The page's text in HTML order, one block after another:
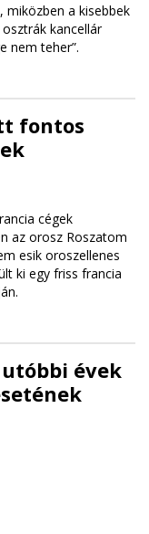
miközben a kisebbek
kancellár
nem teher”.
fontos
cégek
az orosz Roszatom
esik oroszellenes
ki egy friss francia
évek